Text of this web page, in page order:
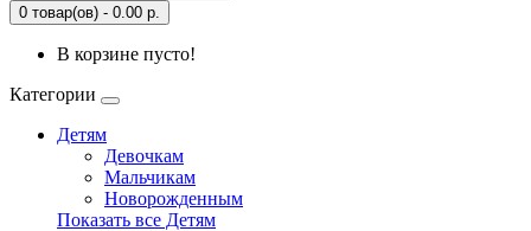
0 товар(ов) - 0.00 р.
В корзине пусто!
Категории
Детям
Девочкам
Мальчикам
Новорожденным
Показать все Детям